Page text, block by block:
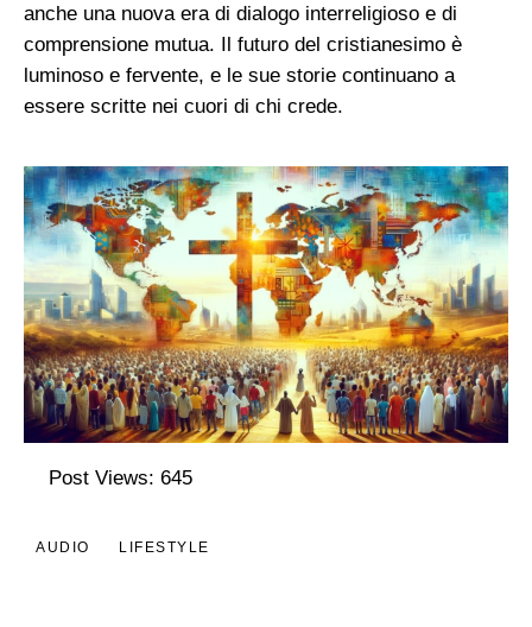
anche una nuova era di dialogo interreligioso e di
comprensione mutua. Il futuro del cristianesimo è
luminoso e fervente, e le sue storie continuano a
essere scritte nei cuori di chi crede.
Post Views: 645
AUDIO LIFESTYLE